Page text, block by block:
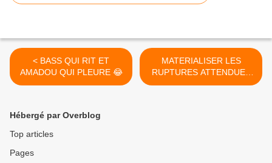
< BASS QUI RIT ET
AMADOU QUI PLEURE 😂
MATERIALISER LES
RUPTURES ATTENDUES
PAR LE PEUPLE
Hébergé par Overblog
Top articles
Pages